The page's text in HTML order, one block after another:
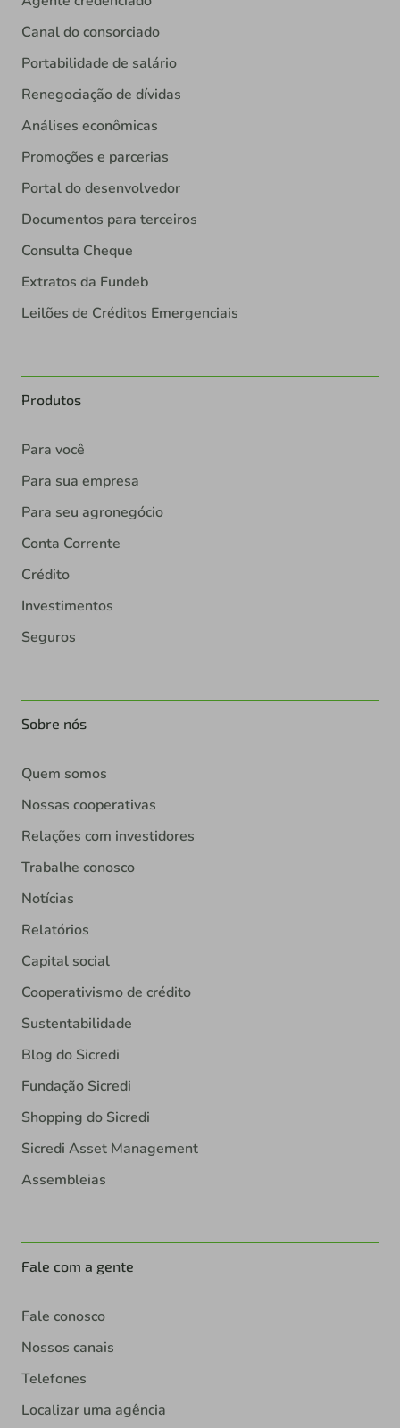
Canal do consorciado
Portabilidade de salário
Renegociação de dívidas
Análises econômicas
Promoções e parcerias
Portal do desenvolvedor
Documentos para terceiros
Consulta Cheque
Extratos da Fundeb
Leilões de Créditos Emergenciais
Produtos
Para você
Para sua empresa
Para seu agronegócio
Conta Corrente
Crédito
Investimentos
Seguros
Sobre nós
Quem somos
Nossas cooperativas
Relações com investidores
Trabalhe conosco
Notícias
Relatórios
Capital social
Cooperativismo de crédito
Sustentabilidade
Blog do Sicredi
Fundação Sicredi
Shopping do Sicredi
Sicredi Asset Management
Assembleias
Fale com a gente
Fale conosco
Nossos canais
Telefones
Localizar uma agência